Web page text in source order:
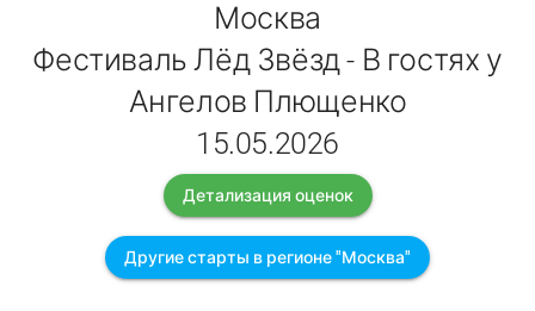
Москва
Фестиваль Лёд Звёзд - В гостях у
Ангелов Плющенко
15.05.2026
Детализация оценок
Другие старты в регионе "Москва"